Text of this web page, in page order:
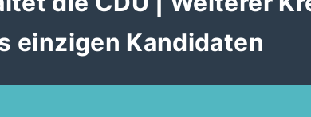
einzigen Kandidaten